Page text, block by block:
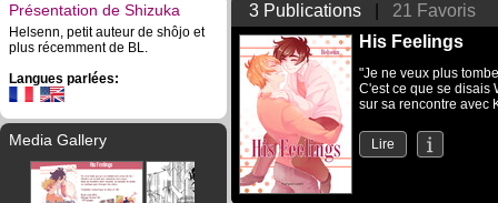
Présentation de Shizuka
Helsenn, petit auteur de shôjo et
plus récemment de BL.
Langues parlées:
Media Gallery
3 Publications
21 Favoris
His Feelings
"Je ne veux plus
C'est ce que se disais
sur sa rencontre avec
Lire